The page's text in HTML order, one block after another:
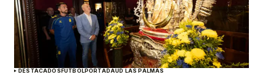
DESTACADOSFÚTBOLPORTADAUD LAS PALMAS